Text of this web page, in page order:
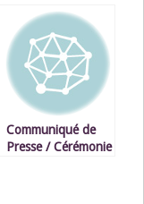
Communiqué de
Presse / Cérémonie